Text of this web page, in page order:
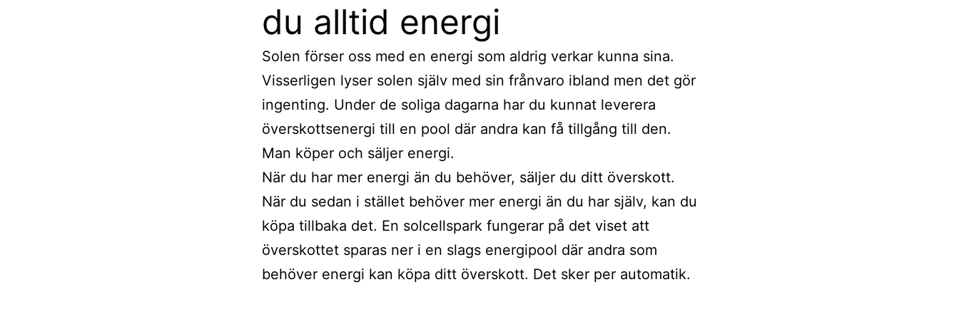
du alltid energi
Solen förser oss med en energi som aldrig verkar kunna sina.
Visserligen lyser solen själv med sin frånvaro ibland men det gör
ingenting. Under de soliga dagarna har du kunnat leverera
överskottsenergi till en pool där andra kan få tillgång till den.
Man köper och säljer energi.
När du har mer energi än du behöver, säljer du ditt överskott.
När du sedan i stället behöver mer energi än du har själv, kan du
köpa tillbaka det. En solcellspark fungerar på det viset att
överskottet sparas ner i en slags energipool där andra som
behöver energi kan köpa ditt överskott. Det sker per automatik.